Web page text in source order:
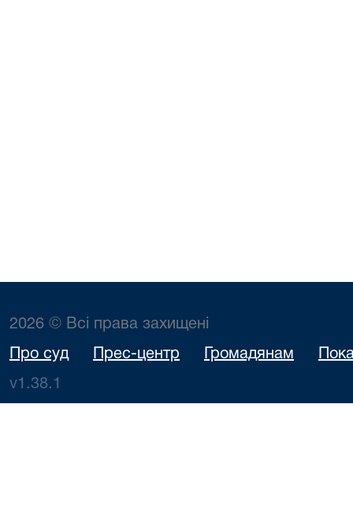
2026 © Всі права захищені
Про суд Прес-центр Громадянам
v1.38.1